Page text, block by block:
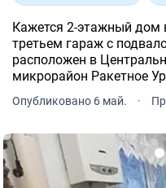
Кажется 2-этажный дом
третьем гараж с
расположен в
микрорайон Ракетное
Опубликовано 6 май. ·